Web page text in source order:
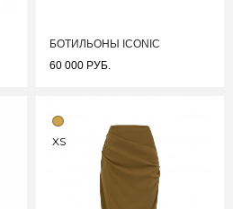
БОТИЛЬОНЫ ICONIC
60 000 РУБ.
XS